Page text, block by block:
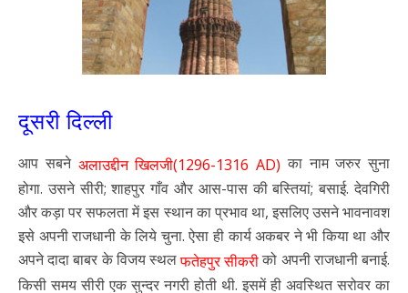
दूसरी दिल्ली
आप सबने अलाउद्दीन खिलजी(1296-1316 AD) का नाम जरुर सुना
होगा. उसने सीरी; शाहपुर गाँव और आस-पास की बस्तियां; बसाई. देवगिरी
और कड़ा पर सफलता में इस स्थान का प्रभाव था, इसलिए उसने भावनावश
इसे अपनी राजधानी के लिये चुना. ऐसा ही कार्य अकबर ने भी किया था और
अपने दादा बाबर के विजय स्थलफतेहपुर सीकरीको अपनी राजधानी बनाई.
किसी समय सीरी एक सुन्दर नगरी होती थी. इसमें ही अवस्थित सरोवर का